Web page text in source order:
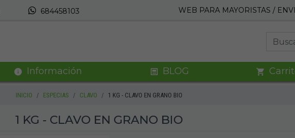
684458103 WEB PARA MAYORISTAS /
Información BLOG
INICIO ESPECIAS CLAVO 1 KG - CLAVO EN GRANO BIO
1 KG - CLAVO EN GRANO BIO